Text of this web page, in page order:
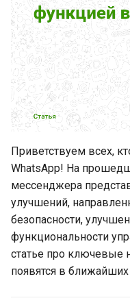
Как установить пять
аккаунтов WhatsApp на
один телефон
Новый интерфейс
и улучшенная
сообществ в WhatsApp
WhatsApp напомнит о
пропущенных звонках
Новинки WhatsApp за
прошедшую неделю
августа 2025 - 22
2025)
WhatsApp добавляет
Приветствуем всех,
WhatsApp! На
мессенджера
улучшений,
безопасности,
функциональности
статье про ключевые
появятся в